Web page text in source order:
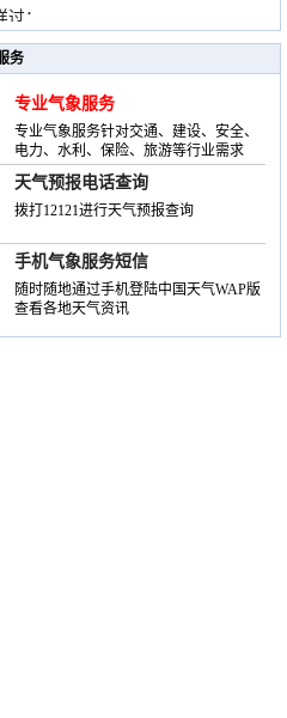
：
务
专业气象服务
专业气象服务针对交通、建设、安全、
电力、水利、保险、旅游等行业需求
天气预报电话查询
拨打12121进行天气预报查询
手机气象服务短信
随时随地通过手机登陆中国天气WAP版
查看各地天气资讯